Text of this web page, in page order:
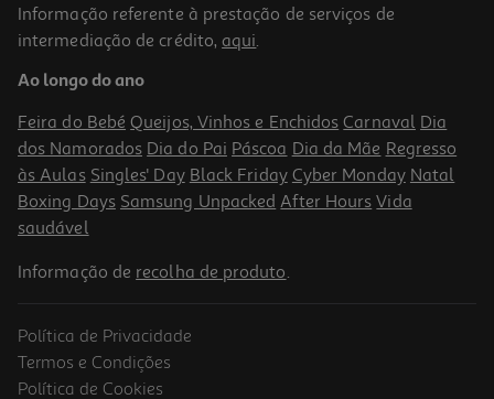
Protector Ecrã Vidro Qilive 600156274 Iphone 15 Pro Max
3.99 €/un
3,99 €
Informação referente à prestação de serviços de
intermediação de crédito, aqui.
Ao longo do ano
Feira do Bebé Queijos, Vinhos e Enchidos Carnaval Dia
dos Namorados Dia do Pai Páscoa Dia da Mãe Regresso
às Aulas Singles' Day Black Friday Cyber Monday Natal
Boxing Days Samsung Unpacked After Hours Vida
saudável
Informação de recolha de produto.
Política de Privacidade
Termos e Condições
Política de Cookies